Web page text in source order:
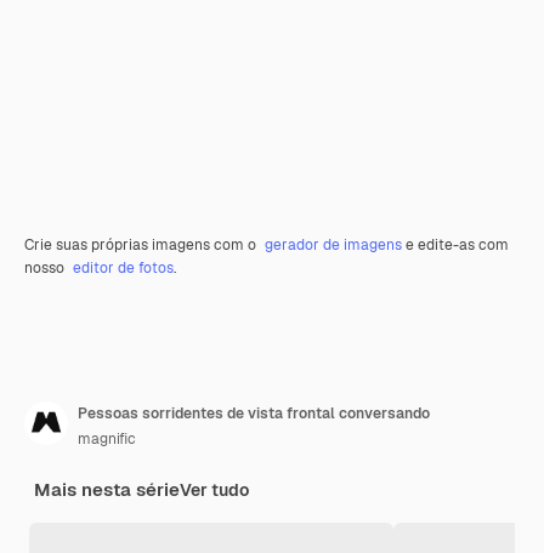
Crie suas próprias imagens com o gerador de imagense edite-as com
nosso editor de fotos.
Pessoas sorridentes de vista frontal conversando
magnific
Mais nesta sérieVer tudo